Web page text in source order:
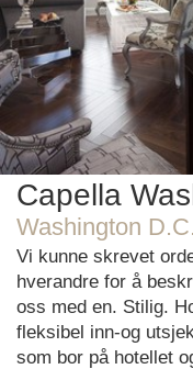
Capella
Washington
Vi kunne skrevet
hverandre for å
oss med en. Stilig.
fleksibel inn-og
som bor på hotellet